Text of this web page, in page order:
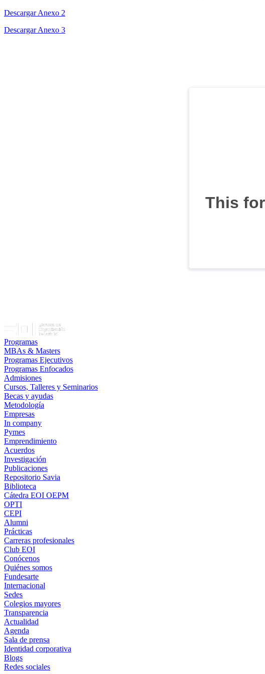
Descargar Anexo 2
Descargar Anexo 3
Programas
MBAs & Masters
Programas Ejecutivos
Programas Enfocados
Admisiones
Cursos, Talleres y Seminarios
Becas y ayudas
Metodología
Empresas
In company
Pymes
Emprendimiento
Acuerdos
Investigación
Publicaciones
Repositorio Savia
Biblioteca
Cátedra EOI OEPM
OPTI
CEPI
Alumni
Prácticas
Carreras profesionales
Club EOI
Conócenos
Quiénes somos
Fundesarte
Internacional
Sedes
Colegios mayores
Transparencia
Actualidad
Agenda
Sala de prensa
Identidad corporativa
Blogs
Redes sociales